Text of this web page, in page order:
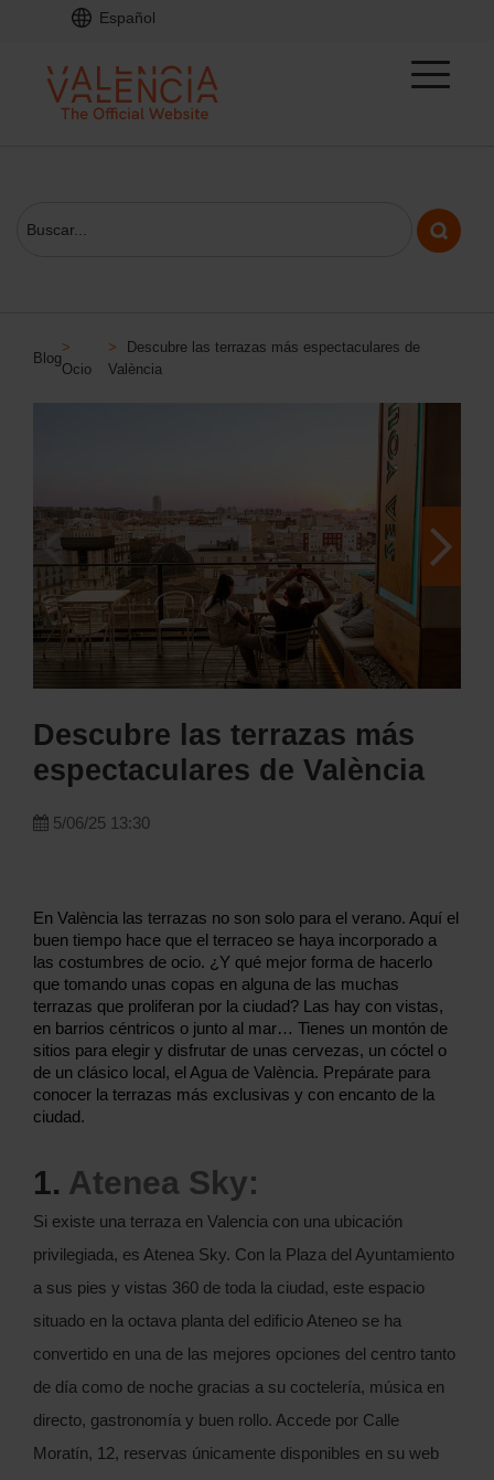
Español
Blog
>
Ocio
>
Descubre las terrazas más espectaculares de
València
Descubre las terrazas más
espectaculares de València
5/06/25 13:30
En València las terrazas no son solo para el verano. Aquí el
buen tiempo hace que el terraceo se haya incorporado a
las costumbres de ocio. ¿Y qué mejor forma de hacerlo
que tomando unas copas en alguna de las muchas
terrazas que proliferan por la ciudad? Las hay con vistas,
en barrios céntricos o junto al mar… Tienes un montón de
sitios para elegir y disfrutar de unas cervezas, un cóctel o
de un clásico local, el Agua de València. Prepárate para
conocer la terrazas más exclusivas y con encanto de la
ciudad.
1. Atenea Sky:
Si existe una terraza en Valencia con una ubicación
privilegiada, es Atenea Sky. Con la Plaza del Ayuntamiento
a sus pies y vistas 360 de toda la ciudad, este espacio
situado en la octava planta del edificio Ateneo se ha
convertido en una de las mejores opciones del centro tanto
de día como de noche gracias a su coctelería, música en
directo, gastronomía y buen rollo. Accede por Calle
Moratín, 12, reservas únicamente disponibles en su web